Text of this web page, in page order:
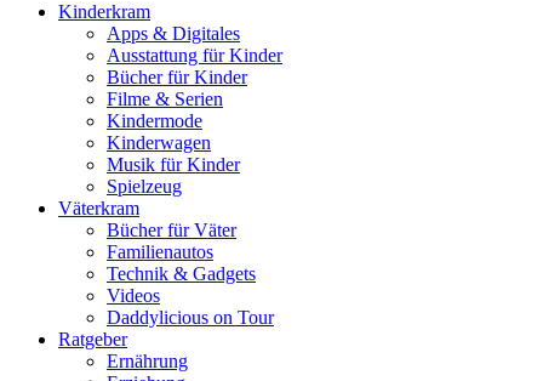
Kinderkram
Apps & Digitales
Ausstattung für Kinder
Bücher für Kinder
Filme & Serien
Kindermode
Kinderwagen
Musik für Kinder
Spielzeug
Väterkram
Bücher für Väter
Familienautos
Technik & Gadgets
Videos
Daddylicious on Tour
Ratgeber
Ernährung